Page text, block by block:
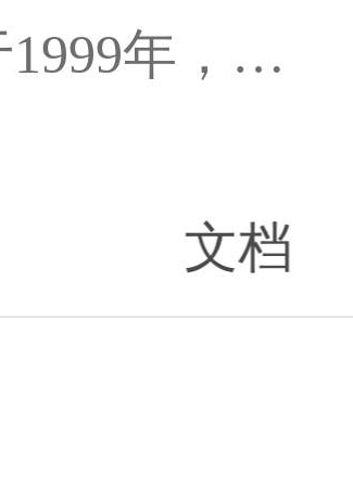
简介：京东中美医院(微信：jdzmyyzlwc)建于1999年，隶属国际健康产业集团—中美医疗集团。建院以来以造福大众健康为己任，目前已成为以微创、肿瘤为特色，集医、教、研、防、国际交流为一体的大型非营利性三级综合医院。
文档